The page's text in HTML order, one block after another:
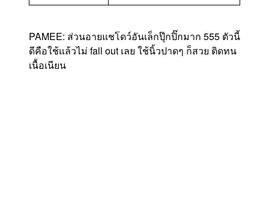
PAMEE: ส่วนอายแชโดว์อันเล็กปุ๊กปิ๊กมาก 555 ตัวนี้
ดีคือใช้แล้วไม่ fall out เลย ใช้นิ้วปาดๆ ก็สวย ติดทน
เนื้อเนียน